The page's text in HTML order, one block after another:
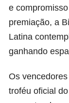
e
premiação, a
Latina
ganhando
Os
troféu oficial